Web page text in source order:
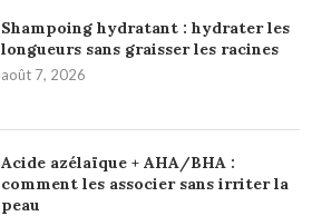
Shampoing hydratant : hydrater les
longueurs sans graisser les racines
août 7, 2026
Acide azélaïque + AHA/BHA :
comment les associer sans irriter la
peau